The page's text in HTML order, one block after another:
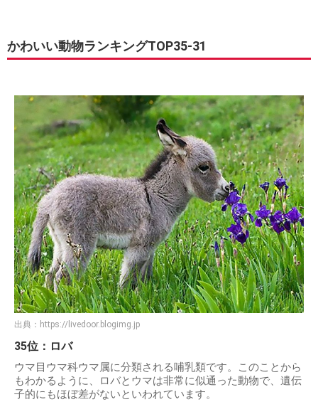
かわいい動物ランキングTOP35-31
出典： https://livedoor.blogimg.jp
35位：ロバ
ウマ目ウマ科ウマ属に分類される哺乳類です。このことから
もわかるように、ロバとウマは非常に似通った動物で、遺伝
子的にもほぼ差がないといわれています。